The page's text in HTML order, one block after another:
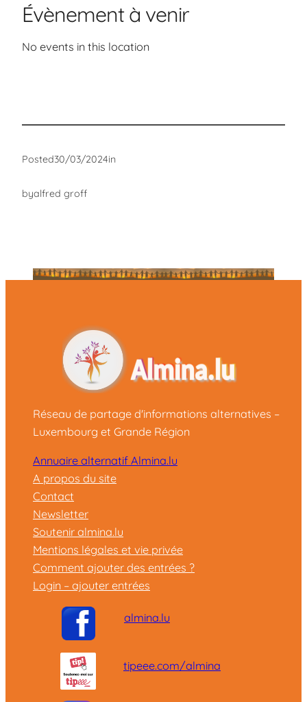
Évènement à venir
No events in this location
Posted30/03/2024in
byalfred groff
Réseau de partage d'informations alternatives –
Luxembourg et Grande Région
Annuaire alternatif Almina.lu
A propos du site
Contact
Newsletter
Soutenir almina.lu
Mentions légales et vie privée
Comment ajouter des entrées ?
Login – ajouter entrées
almina.lu
tipeee.com/almina